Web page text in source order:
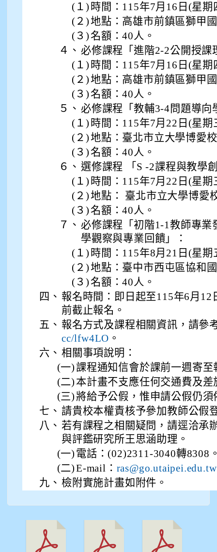
(１) 時間：115年7月16日(星
(２)地點：高雄市前鎮區獅甲
(３) 名額：40人。
４、 必修課程「進階2-2公開授課
(１) 時間：115年7月16日(星
(２)地點：高雄市前鎮區獅甲
(３) 名額：40人。
５、 必修課程「教輔3-4問題導向
(１) 時間：115年7月22日(星
(２)地點：臺北市立大學博愛
(３) 名額：40人。
６、 選修課程 「S -2課程與教學
(１) 時間：115年7月22日(星
(２)地點： 臺北市立大學博愛
(３) 名額：40人。
７、 必修課程「初階1-1教師專
學觀察與專業回饋」：
(１) 時間：115年8月21日(星
(２)地點：臺中市西屯區協和
(３) 名額：40人。
四、 報名時間：即日起至115年6月
前截止報名。
五、 報名方式及課程相關資訊，請參
cc/lfw4LO 。
六、 相關事項說明：
(一)課程通知信會於課前一週寄
(二) 本計畫不支應任何交通費及差
(三)將給予公假，惟申請公假仍
七、 請貴校本權責核予參加教師公假
八、 若有課程之相關疑問，請逕洽承
與評鑑研究所王思涵助理。
(一) 電話：(02)2311-3040轉8308
(二)E-mail： ras@go.utaipei.edu.tw
九、 檢附實施計畫如附件。